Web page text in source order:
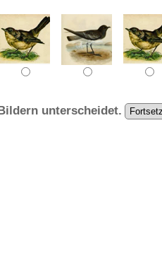
unterscheidet.